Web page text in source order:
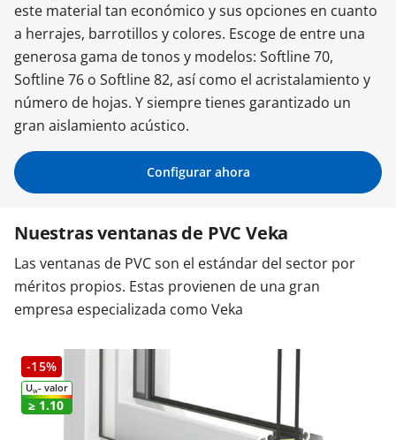
Puertas de garaje
Iniciar sesión
Contacta con nosotros
este material tan económico y sus opciones en cuanto
a herrajes, barrotillos y colores. Escoge de entre una
generosa gama de tonos y modelos: Softline 70,
Softline 76 o Softline 82, así como el acristalamiento y
número de hojas. Y siempre tienes garantizado un
gran aislamiento acústico.
Configurar ahora
Nuestras ventanas de PVC Veka
Las ventanas de PVC son el estándar del sector por
méritos propios. Estas provienen de una gran
empresa especializada como Veka
-15%
UW- valor
≥ 1.10